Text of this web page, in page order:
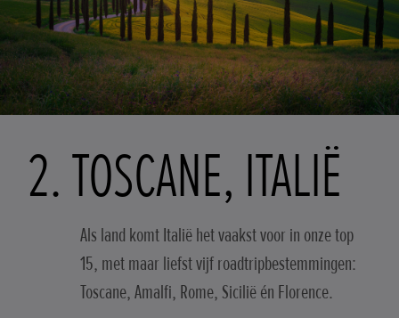
2. TOSCANE, ITALIË
Als land komt Italië het vaakst voor in onze top
15, met maar liefst vijf roadtripbestemmingen:
Toscane, Amalfi, Rome, Sicilië én Florence.